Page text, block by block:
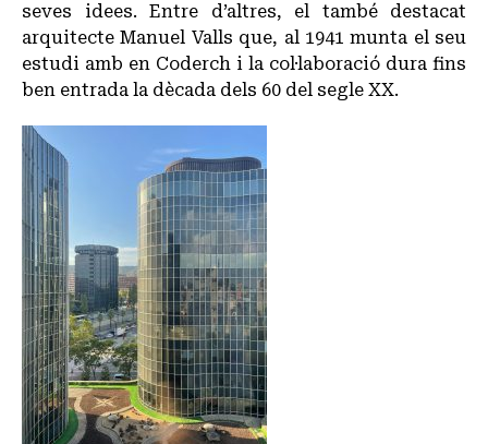
seves idees. Entre d’altres, el també destacat
arquitecte Manuel Valls que, al 1941 munta el seu
estudi amb en Coderch i la col·laboració dura fins
ben entrada la dècada dels 60 del segle XX.